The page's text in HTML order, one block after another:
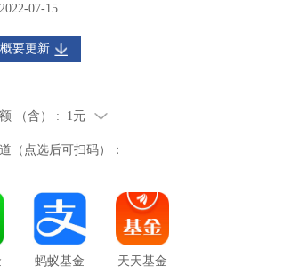
2022-07-15
要更新
（含） : 1元
（点选后可扫码）：
蚂蚁基金 天天基金